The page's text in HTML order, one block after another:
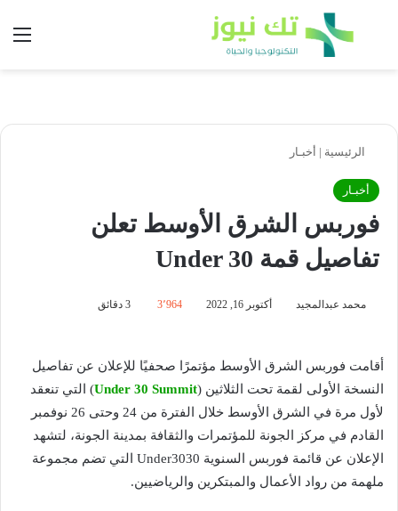
بحث عن
الرئيسية | أخبـار
أخبـار
فوربس الشرق الأوسط تعلن
تفاصيل قمة Under 30
محمد عبدالمجيد أكتوبر 16, 2022 3٬964
أقامت فوربس الشرق الأوسط مؤتمرًا صحفيًا للإعلان عن تفاصيل
النسخة الأولى لقمة تحت الثلاثين (Under 30 Summit) التي تنعقد
لأول مرة في الشرق الأوسط خلال الفترة من 24 وحتى 26 نوفمبر
القادم في مركز الجونة للمؤتمرات والثقافة بمدينة الجونة، لتشهد
الإعلان عن قائمة فوربس السنوية Under3030 التي تضم مجموعة
ملهمة من رواد الأعمال والمبتكرين والرياضيين.